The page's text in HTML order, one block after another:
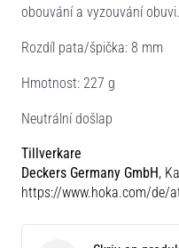
obouvání a vyzouvání obuvi.
Rozdíl pata/špička: 8 mm
Hmotnost: 227 g
Neutrální došlap
Tillverkare
Deckers Germany GmbH,
https://www.hoka.com/de/